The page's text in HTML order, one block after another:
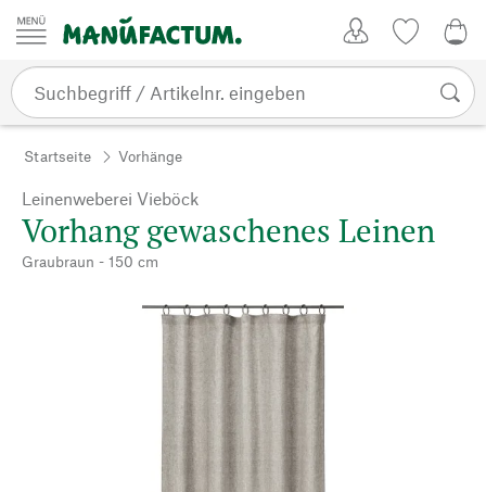
Zum Inhalt springen
Startseite Vorhänge
Leinenweberei Vieböck
Vorhang gewaschenes Leinen
Graubraun - 150 cm